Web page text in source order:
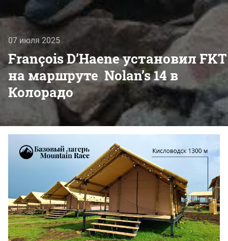
07 июля 2025
François D’Haene установил FKT
на маршруте Nolan’s 14 в
Колорадо